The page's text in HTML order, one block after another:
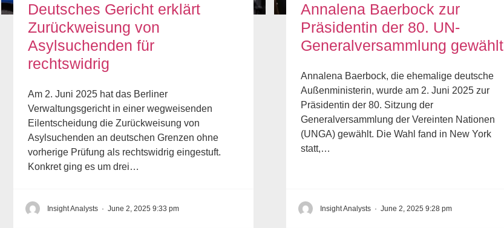
Deutsches Gericht erklärt
Zurückweisung von
Asylsuchenden für
rechtswidrig
Am 2. Juni 2025 hat das Berliner
Verwaltungsgericht in einer wegweisenden
Eilentscheidung die Zurückweisung von
Asylsuchenden an deutschen Grenzen ohne
vorherige Prüfung als rechtswidrig eingestuft.
Konkret ging es um drei…
Insight Analysts · June 2, 2025 9:33 pm
Annalena Baerbock zur
Präsidentin der 80. UN-
Generalversammlung gewählt
Annalena Baerbock, die ehemalige deutsche
Außenministerin, wurde am 2. Juni 2025 zur
Präsidentin der 80. Sitzung der
Generalversammlung der Vereinten Nationen
(UNGA) gewählt. Die Wahl fand in New York
statt,…
Insight Analysts · June 2, 2025 9:28 pm